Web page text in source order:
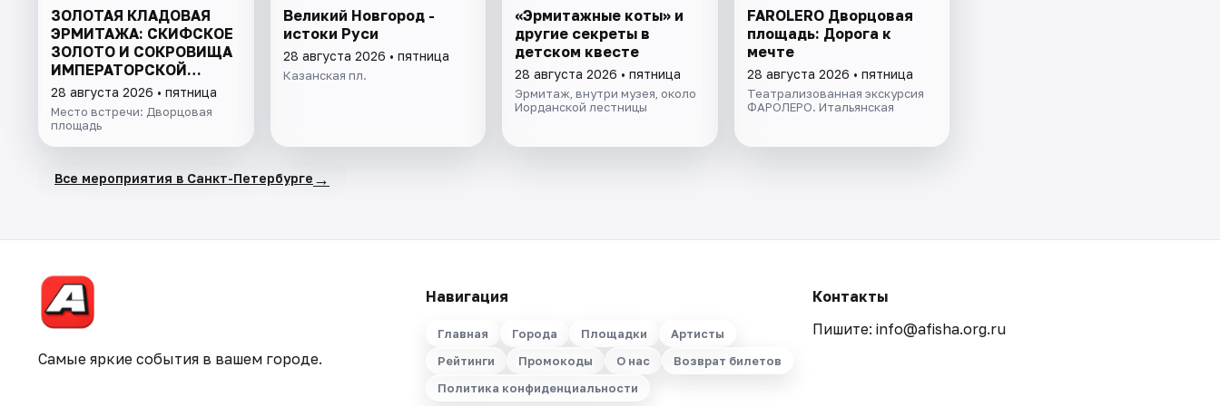
ЗОЛОТАЯ КЛАДОВАЯ
ЭРМИТАЖА: СКИФСКОЕ
ЗОЛОТО И СОКРОВИЩА
ИМПЕРАТОРСКОЙ
КОЛЛЕКЦИИ
28 августа 2026 • пятница
Место встречи: Дворцовая
площадь
Великий Новгород -
истоки Руси
28 августа 2026 • пятница
Казанская пл.
«Эрмитажные коты» и
другие секреты в
детском квесте
28 августа 2026 • пятница
Эрмитаж, внутри музея, около
Иорданской лестницы
FAROLERO Дворцовая
площадь: Дорога к
мечте
28 августа 2026 • пятница
Театрализованная экскурсия
ФАРОЛЕРО. Итальянская
Все мероприятия в Санкт-Петербурге →
Самые яркие события в вашем городе.
Навигация
Главная Города Площадки
Артисты
Рейтинги
Промокоды О нас
Возврат билетов
Политика конфиденциальности
Контакты
Пишите: info@afisha.org.ru